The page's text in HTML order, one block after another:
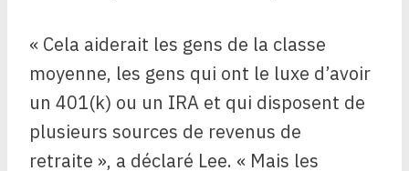
« Cela aiderait les gens de la classe
moyenne, les gens qui ont le luxe d’avoir
un 401(k) ou un IRA et qui disposent de
plusieurs sources de revenus de
retraite », a déclaré Lee. « Mais les